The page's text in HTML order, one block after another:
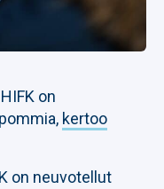
on
kertoo
on neuvotellut